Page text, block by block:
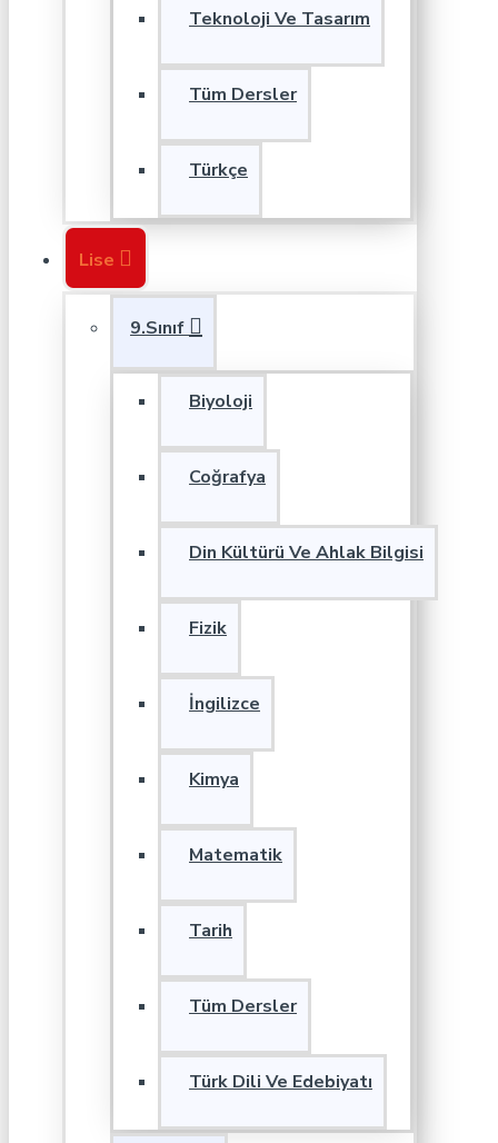
Teknoloji Ve Tasarım
Tüm Dersler
Türkçe
Lise
9.Sınıf
Biyoloji
Coğrafya
Din Kültürü Ve Ahlak Bilgisi
Fizik
İngilizce
Kimya
Matematik
Tarih
Tüm Dersler
Türk Dili Ve Edebiyatı